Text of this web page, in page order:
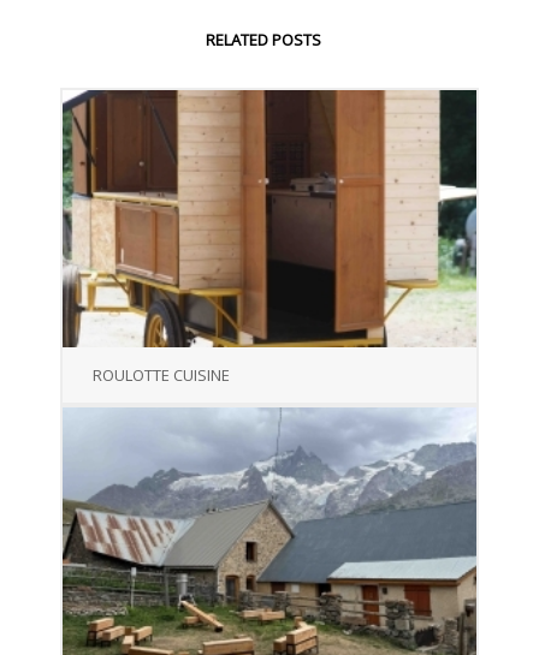
RELATED POSTS
ROULOTTE CUISINE